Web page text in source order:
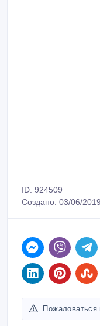
ID: 924509
Создано: 03/06/2019
Пожаловаться